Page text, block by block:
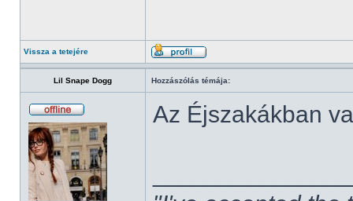
Vissza a tetejére
Lil Snape Dogg Hozzászólás témája:
Az Éjszakákban